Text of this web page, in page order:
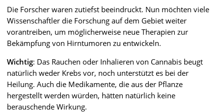
Die Forscher waren zutiefst beeindruckt. Nun möchten viele
Wissenschaftler die Forschung auf dem Gebiet weiter
vorantreiben, um möglicherweise neue Therapien zur
Bekämpfung von Hirntumoren zu entwickeln.
Wichtig: Das Rauchen oder Inhalieren von Cannabis beugt
natürlich weder Krebs vor, noch unterstützt es bei der
Heilung. Auch die Medikamente, die aus der Pflanze
hergestellt werden würden, hätten natürlich keine
berauschende Wirkung.